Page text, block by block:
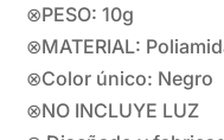
⊗PESO: 10g
⊗MATERIAL:
⊗Color único: Negro
⊗NO INCLUYE LUZ